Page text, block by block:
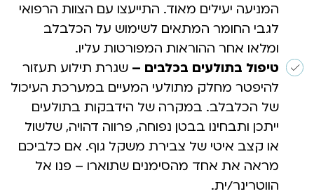
המניעה יעילים מאוד. התייעצו עם הצוות הרפואי
לגבי החומר המתאים לשימוש על הכלבלב
ומלאו אחר ההוראות המפורטות עליו.
טיפול בתולעים בכלבים – שגרת תילוע תעזור
להיפטר מחלק מתולעי המעיים במערכת העיכול
של הכלבלב. במקרה של הידבקות בתולעים
ייתכן ותבחינו בבטן נפוחה, פרווה דהויה, שלשול
או קצב איטי של צבירת משקל גוף. אם כלביכם
מראה את אחד מהסימנים שתוארו – פנו אל
הווטרינר/ית.